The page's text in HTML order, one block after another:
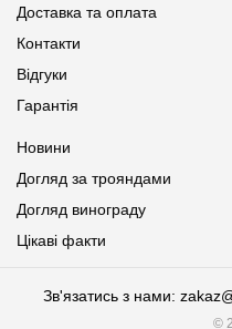
Доставка та оплата
Контакти
Відгуки
Гарантія
Новини
Догляд за трояндами
Догляд винограду
Цікаві факти
Зв'язатись з нами:
©